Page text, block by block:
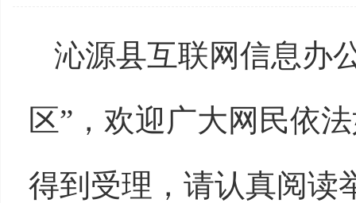
沁源县互联网信息办
区”，欢迎广大网民依
得到受理，请认真阅读